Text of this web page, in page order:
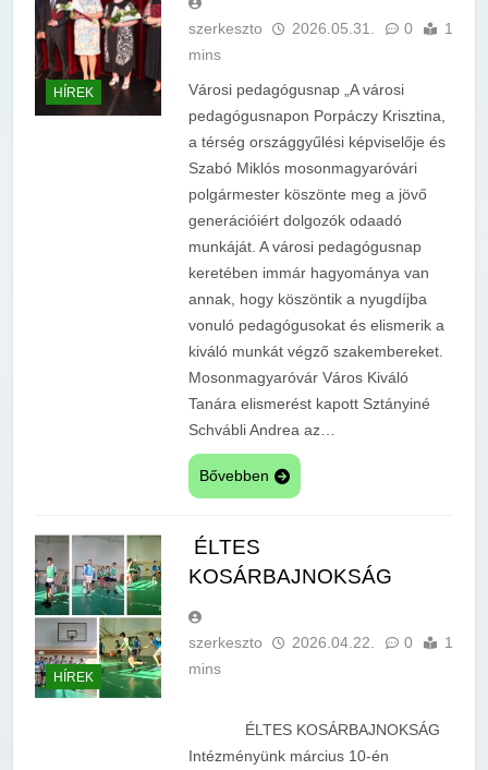
HÍREK
szerkeszto 2026.05.31. 0
1
mins
Városi pedagógusnap „A városi
pedagógusnapon Porpáczy Krisztina,
a térség országgyűlési képviselője és
Szabó Miklós mosonmagyaróvári
polgármester köszönte meg a jövő
generációiért dolgozók odaadó
munkáját. A városi pedagógusnap
keretében immár hagyománya van
annak, hogy köszöntik a nyugdíjba
vonuló pedagógusokat és elismerik a
kiváló munkát végző szakembereket.
Mosonmagyaróvár Város Kiváló
Tanára elismerést kapott Sztányiné
Schvábli Andrea az…
Bővebben
HÍREK
ÉLTES
KOSÁRBAJNOKSÁG
szerkeszto 2026.04.22. 0
1
mins
ÉLTES KOSÁRBAJNOKSÁG
Intézményünk március 10-én